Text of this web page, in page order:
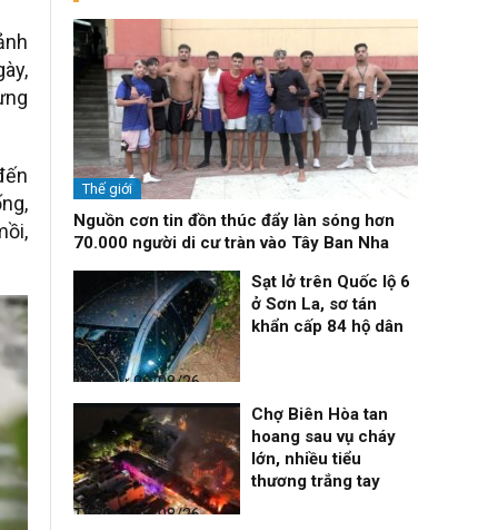
Thế giới
Nguồn cơn tin đồn thúc đẩy làn sóng hơn
70.000 người di cư tràn vào Tây Ban Nha
Thời sự
06/08/26, 12:33
Sạt lở trên Quốc lộ 6
ở Sơn La, sơ tán
khẩn cấp 84 hộ dân
Thời sự
06/08/26, 12:30
Chợ Biên Hòa tan
hoang sau vụ cháy
lớn, nhiều tiểu
thương trắng tay